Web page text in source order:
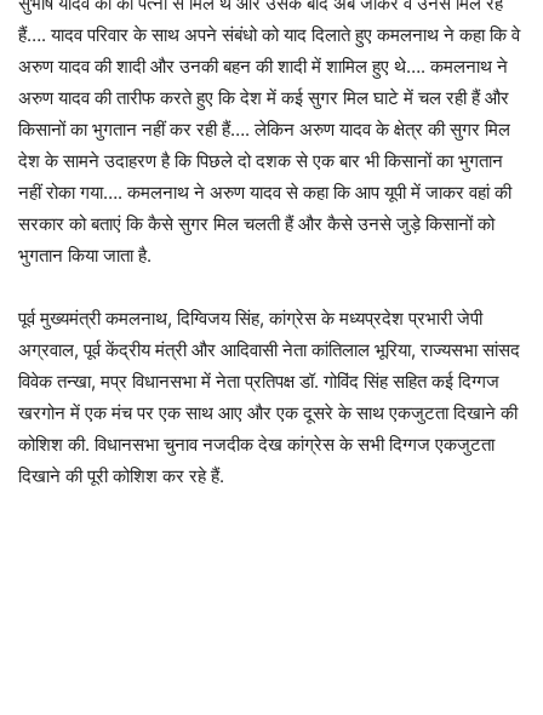
हैं…. यादव परिवार के साथ अपने संबंधो को याद दिलाते हुए कमलनाथ ने कहा कि वे
अरुण यादव की शादी और उनकी बहन की शादी में शामिल हुए थे…. कमलनाथ ने
अरुण यादव की तारीफ करते हुए कि देश में कई सुगर मिल घाटे में चल रही हैं और
किसानों का भुगतान नहीं कर रही हैं…. लेकिन अरुण यादव के क्षेत्र की सुगर मिल
देश के सामने उदाहरण है कि पिछले दो दशक से एक बार भी किसानों का भुगतान
नहीं रोका गया…. कमलनाथ ने अरुण यादव से कहा कि आप यूपी में जाकर वहां की
सरकार को बताएं कि कैसे सुगर मिल चलती हैं और कैसे उनसे जुड़े किसानों को
भुगतान किया जाता है.
पूर्व मुख्यमंत्री कमलनाथ, दिग्विजय सिंह, कांग्रेस के मध्यप्रदेश प्रभारी जेपी
अग्रवाल, पूर्व केंद्रीय मंत्री और आदिवासी नेता कांतिलाल भूरिया, राज्यसभा सांसद
विवेक तन्खा, मप्र विधानसभा में नेता प्रतिपक्ष डॉ. गोविंद सिंह सहित कई दिग्गज
खरगोन में एक मंच पर एक साथ आए और एक दूसरे के साथ एकजुटता दिखाने की
कोशिश की. विधानसभा चुनाव नजदीक देख कांग्रेस के सभी दिग्गज एकजुटता
दिखाने की पूरी कोशिश कर रहे हैं.